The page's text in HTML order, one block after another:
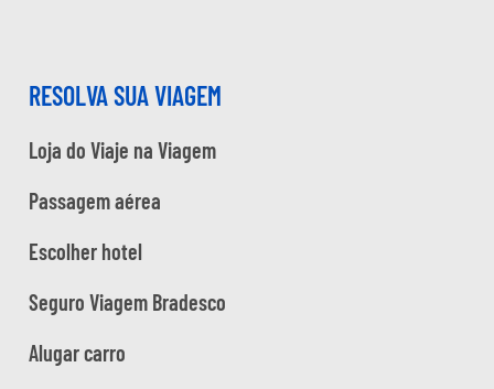
RESOLVA SUA VIAGEM
Loja do Viaje na Viagem
Passagem aérea
Escolher hotel
Seguro Viagem Bradesco
Alugar carro